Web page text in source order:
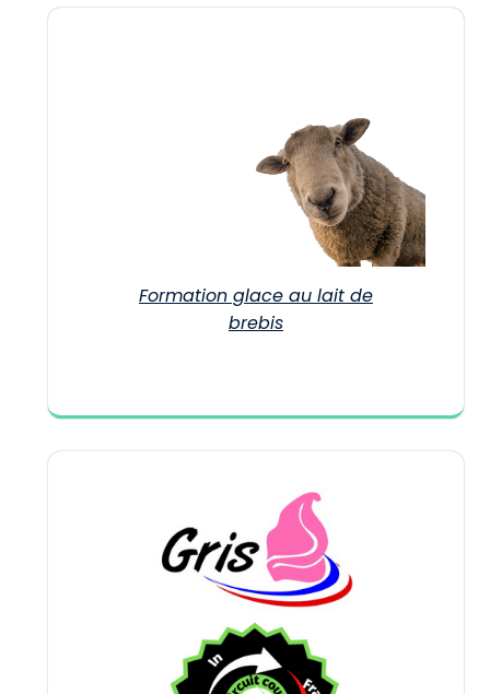
Formation glace au lait de
brebis